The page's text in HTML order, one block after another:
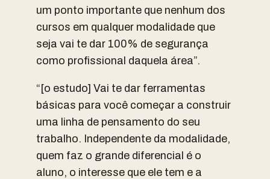
um ponto importante que nenhum dos
cursos em qualquer modalidade que
seja vai te dar 100% de segurança
como profissional daquela área”.
“[o estudo] Vai te dar ferramentas
básicas para você começar a construir
uma linha de pensamento do seu
trabalho. Independente da modalidade,
quem faz o grande diferencial é o
aluno, o interesse que ele tem e a